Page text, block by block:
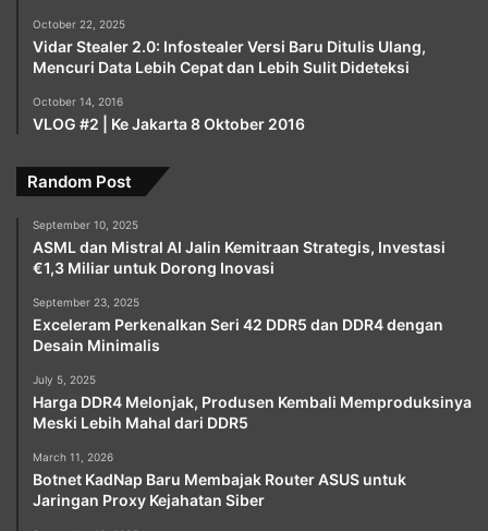
October 22, 2025
Vidar Stealer 2.0: Infostealer Versi Baru Ditulis Ulang,
Mencuri Data Lebih Cepat dan Lebih Sulit Dideteksi
October 14, 2016
VLOG #2 | Ke Jakarta 8 Oktober 2016
Random Post
September 10, 2025
ASML dan Mistral AI Jalin Kemitraan Strategis, Investasi
€1,3 Miliar untuk Dorong Inovasi
September 23, 2025
Exceleram Perkenalkan Seri 42 DDR5 dan DDR4 dengan
Desain Minimalis
July 5, 2025
Harga DDR4 Melonjak, Produsen Kembali Memproduksinya
Meski Lebih Mahal dari DDR5
March 11, 2026
Botnet KadNap Baru Membajak Router ASUS untuk
Jaringan Proxy Kejahatan Siber